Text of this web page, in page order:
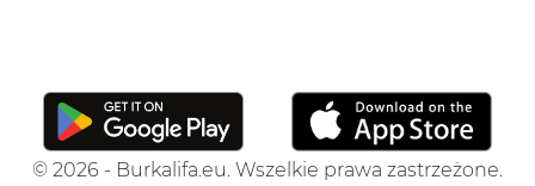
© 2026 - Burkalifa.eu. Wszelkie prawa zastrzeżone.